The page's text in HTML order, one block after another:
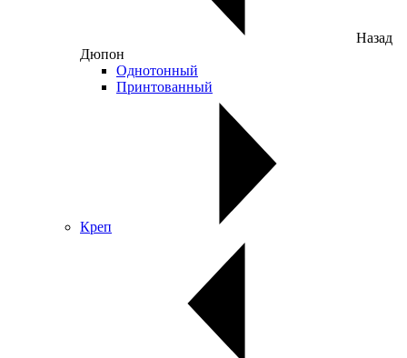
Назад
Дюпон
Однотонный
Принтованный
Креп